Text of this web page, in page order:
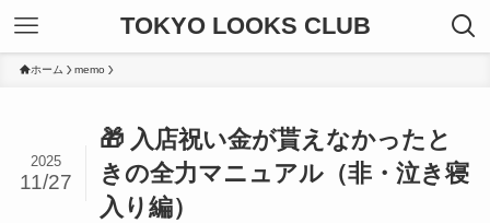
TOKYO LOOKS CLUB
ホーム memo
🎁 入店祝い金が貰えなかったと
きの全力マニュアル（非・泣き寝
入り編）
2025
11/27